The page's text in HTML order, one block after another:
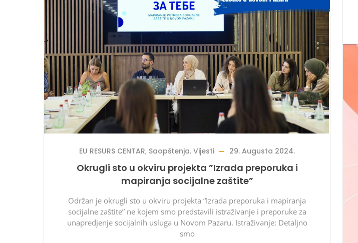
EU RESURS CENTAR, Saopštenja, Vijesti 29. Augusta 2024.
Okrugli sto u okviru projekta ”Izrada preporuka i
mapiranja socijalne zaštite”
Održan je okrugli sto u okviru projekta “Izrada preporuka i mapiranja
socijalne zaštite” ne kojem smo predstavili istraživanje i preporuke za
unapredjenje socijalnih usluga u Novom Pazaru. Istraživanje: Detaljno
smo